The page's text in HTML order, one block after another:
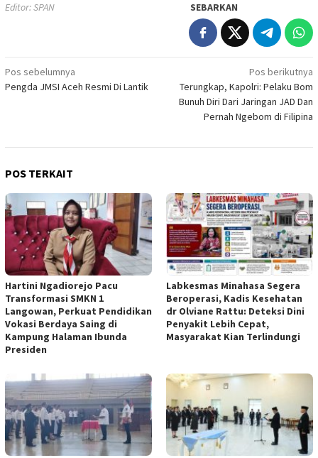
Editor: SPAN SEBARKAN
Navigasi
pos
Pos sebelumnya
Pengda JMSI Aceh Resmi Di Lantik
Pos berikutnya
Terungkap, Kapolri: Pelaku Bom
Bunuh Diri Dari Jaringan JAD Dan
Pernah Ngebom di Filipina
POS TERKAIT
Hartini Ngadiorejo Pacu
Transformasi SMKN 1
Langowan, Perkuat Pendidikan
Vokasi Berdaya Saing di
Kampung Halaman Ibunda
Presiden
Labkesmas Minahasa Segera
Beroperasi, Kadis Kesehatan
dr Olviane Rattu: Deteksi Dini
Penyakit Lebih Cepat,
Masyarakat Kian Terlindungi